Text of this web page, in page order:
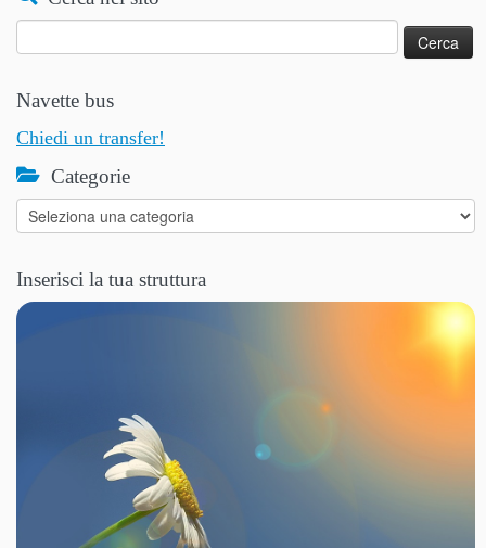
per:
Navette bus
Chiedi un transfer!
Categorie
Categorie
Inserisci la tua struttura